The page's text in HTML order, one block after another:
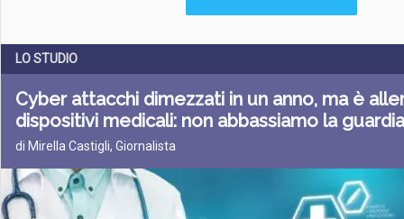
LO STUDIO
Cyber attacchi dimezzati in un anno, ma è
dispositivi medicali: non abbassiamo la guardia
di Mirella Castigli, Giornalista